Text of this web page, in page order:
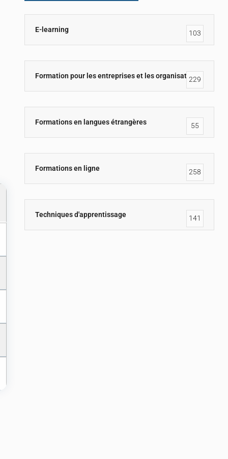
E-learning 103
Formation pour les entreprises et les organisations
229
Formations en langues étrangères 55
Formations en ligne 258
Techniques d'apprentissage 141